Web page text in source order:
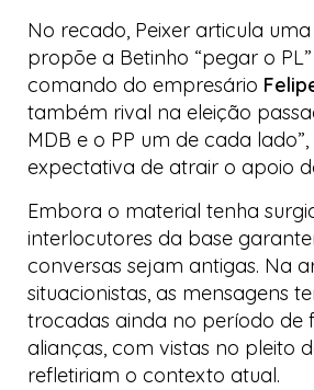
No recado, Peixer articula
propõe a Betinho “pegar o
comando do empresário
também rival na eleição
MDB e o PP um de cada
expectativa de atrair o apoio
Embora o material tenha
interlocutores da base
conversas sejam antigas. Na
situacionistas, as mensagens
trocadas ainda no período de
alianças, com vistas no pleito
refletiriam o contexto atual.